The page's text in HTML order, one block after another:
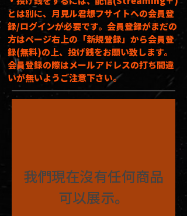
とは別に、月見ル君想フサイトへの会員登
録/ログインが必要です。会員登録がまだの
方はページ右上の「新規登録」から会員登
録(無料)の上、投げ銭をお願い致します。
会員登録の際はメールアドレスの打ち間違
いが無いようご注意下さい。
我們現在沒有任何商品
可以展示。